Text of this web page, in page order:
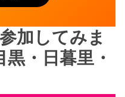
加してみま
・日暮里・